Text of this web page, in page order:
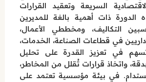
السريعة وتعقيد القرارات
الدورة ذات أهمية بالغة للمديرين
التكاليف، ومخططي الأعمال،
في قطاعات الصناعة، الخدمات،
تُسهم في تعزيز القدرة على تحليل
بدقة، واتخاذ قرارات تُقلل من المخاطر،
في بيئة مؤسسية تعتمد على